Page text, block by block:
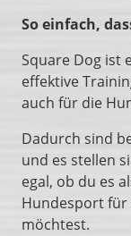
So einfach,
Square Dog ist
effektive
auch für die
Dadurch sind
und es stellen
egal, ob du es
Hundesport für
möchtest.